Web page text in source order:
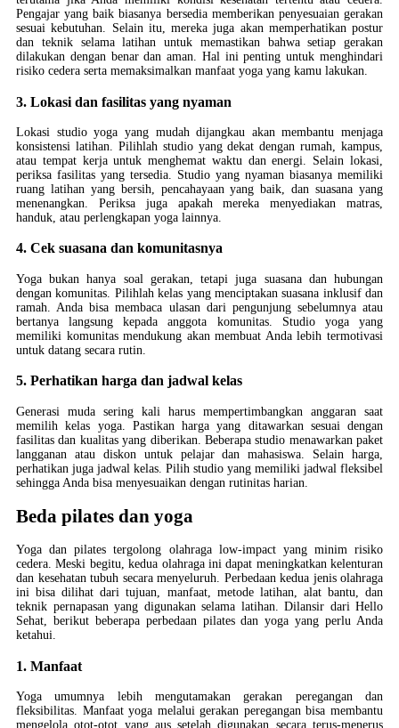
Pengajar yang baik biasanya bersedia memberikan penyesuaian gerakan
sesuai kebutuhan. Selain itu, mereka juga akan memperhatikan postur
dan teknik selama latihan untuk memastikan bahwa setiap gerakan
dilakukan dengan benar dan aman. Hal ini penting untuk menghindari
risiko cedera serta memaksimalkan manfaat yoga yang kamu lakukan.
3. Lokasi dan fasilitas yang nyaman
Lokasi studio yoga yang mudah dijangkau akan membantu menjaga
konsistensi latihan. Pilihlah studio yang dekat dengan rumah, kampus,
atau tempat kerja untuk menghemat waktu dan energi. Selain lokasi,
periksa fasilitas yang tersedia. Studio yang nyaman biasanya memiliki
ruang latihan yang bersih, pencahayaan yang baik, dan suasana yang
menenangkan. Periksa juga apakah mereka menyediakan matras,
handuk, atau perlengkapan yoga lainnya.
4. Cek suasana dan komunitasnya
Yoga bukan hanya soal gerakan, tetapi juga suasana dan hubungan
dengan komunitas. Pilihlah kelas yang menciptakan suasana inklusif dan
ramah. Anda bisa membaca ulasan dari pengunjung sebelumnya atau
bertanya langsung kepada anggota komunitas. Studio yoga yang
memiliki komunitas mendukung akan membuat Anda lebih termotivasi
untuk datang secara rutin.
5. Perhatikan harga dan jadwal kelas
Generasi muda sering kali harus mempertimbangkan anggaran saat
memilih kelas yoga. Pastikan harga yang ditawarkan sesuai dengan
fasilitas dan kualitas yang diberikan. Beberapa studio menawarkan paket
langganan atau diskon untuk pelajar dan mahasiswa. Selain harga,
perhatikan juga jadwal kelas. Pilih studio yang memiliki jadwal fleksibel
sehingga Anda bisa menyesuaikan dengan rutinitas harian.
Beda pilates dan yoga
Yoga dan pilates tergolong olahraga low-impact yang minim risiko
cedera. Meski begitu, kedua olahraga ini dapat meningkatkan kelenturan
dan kesehatan tubuh secara menyeluruh. Perbedaan kedua jenis olahraga
ini bisa dilihat dari tujuan, manfaat, metode latihan, alat bantu, dan
teknik pernapasan yang digunakan selama latihan. Dilansir dari Hello
Sehat, berikut beberapa perbedaan pilates dan yoga yang perlu Anda
ketahui.
1. Manfaat
Yoga umumnya lebih mengutamakan gerakan peregangan dan
fleksibilitas. Manfaat yoga melalui gerakan peregangan bisa membantu
mengelola otot-otot yang aus setelah digunakan secara terus-menerus